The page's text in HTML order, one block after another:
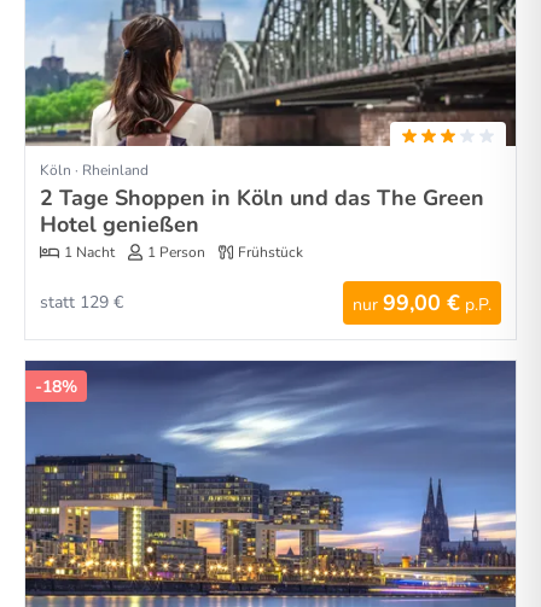
Köln · Rheinland
2 Tage Shoppen in Köln und das The Green
Hotel genießen
1 Nacht 1 Person Frühstück
nur 99,00 € p.P.
statt 129 €
-18%